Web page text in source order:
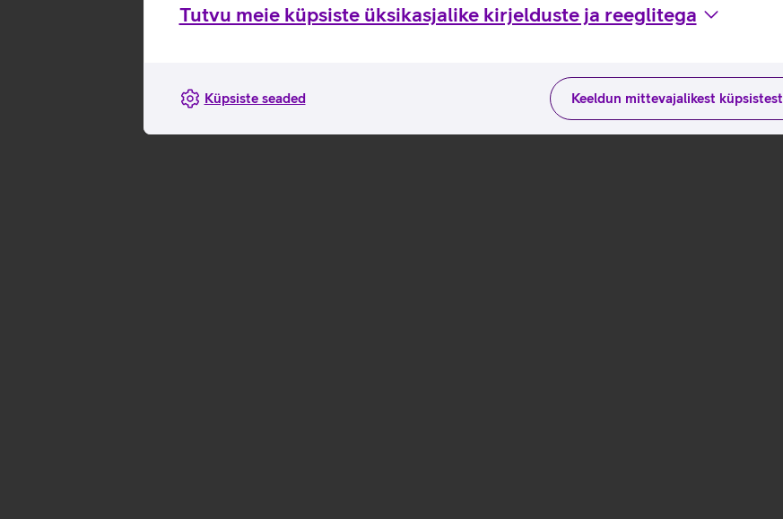
Tutvu meie küpsiste üksikasjalike kirjelduste ja reeglitega
Keeldun mittevajalikest küpsistest
Küpsiste seaded